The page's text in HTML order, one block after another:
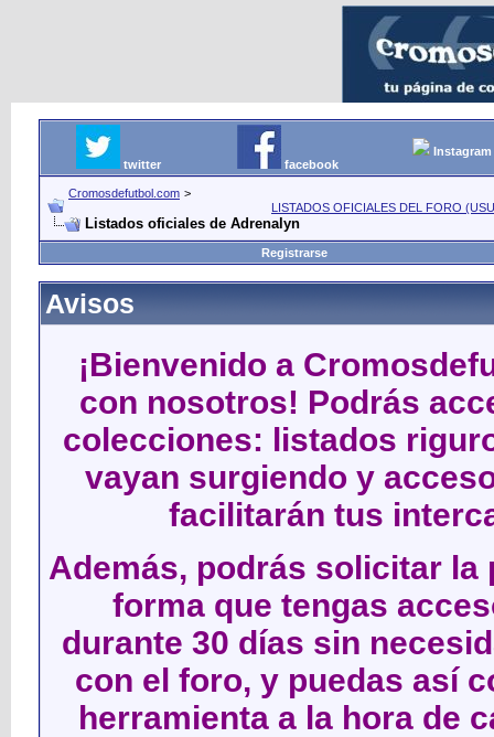
twitter facebook
Instagram
Cromosdefutbol.com >
LISTADOS OFICIALES DEL FORO
Listados oficiales de Adrenalyn
Registrarse
Avisos
¡Bienvenido a
con nosotros! Podrás
colecciones: listados
vayan surgiendo y
facilitarán tus
Además, podrás solicitar
forma que tengas
durante 30 días sin
con el foro, y puedas así
herramienta a la hora de